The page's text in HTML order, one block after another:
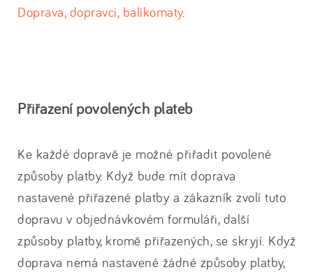
Doprava, dopravci, balíkomaty.
Přiřazení povolených plateb
Ke každé dopravě je možné přiřadit povolené
způsoby platby. Když bude mít doprava
nastavené přiřazené platby a zákazník zvolí tuto
dopravu v objednávkovém formuláři, další
způsoby platby, kromě přiřazených, se skryjí. Když
doprava nemá nastavené žádné způsoby platby,